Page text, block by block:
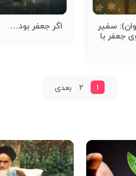
سفیر
جعفر با
اگر جعفر بود…
1
2 بعدی